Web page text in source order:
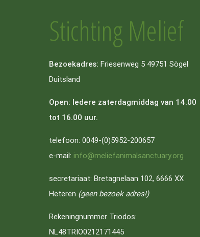
Stichting Melief
Bezoekadres: Friesenweg 5 49751 Sögel
Duitsland
Open: Iedere zaterdagmiddag van 14.00
tot 16.00 uur.
telefoon: 0049-(0)5952-200657
e-mail: info@meliefanimalsanctuary.org
secretariaat: Bretagnelaan 102, 6666 XX
Heteren (geen bezoek adres!)
Rekeningnummer Triodos:
NL48TRIO0212171445